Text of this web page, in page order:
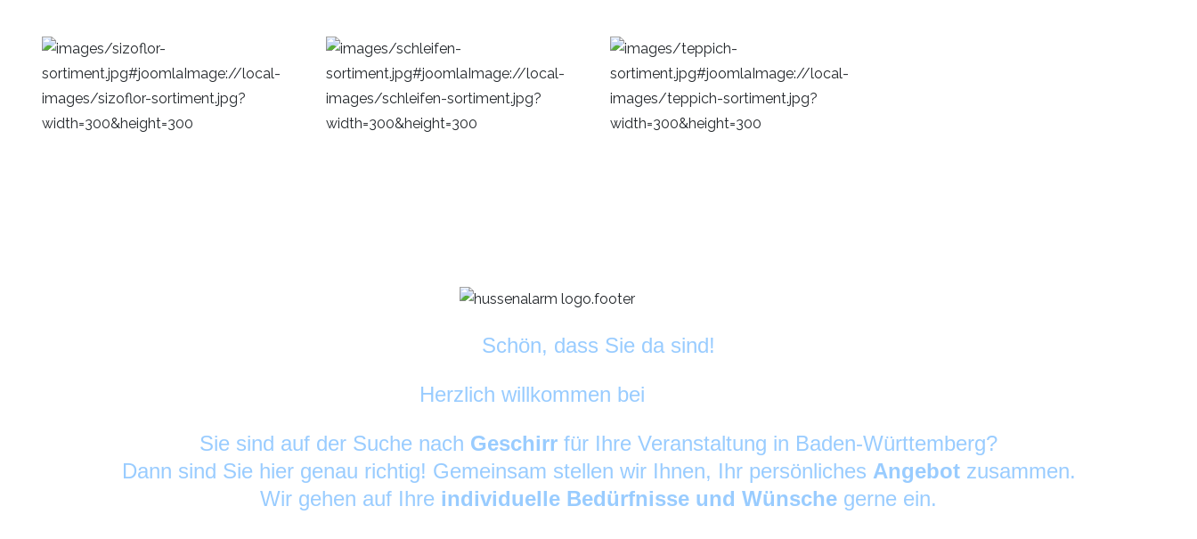
Schön, dass Sie da sind!
Herzlich willkommen bei
Sie sind auf der Suche nach Geschirr für Ihre Veranstaltung in Baden-Württemberg?
Dann sind Sie hier genau richtig! Gemeinsam stellen wir Ihnen, Ihr persönliches Angebot zusammen.
Wir gehen auf Ihre individuelle Bedürfnisse und Wünsche gerne ein.